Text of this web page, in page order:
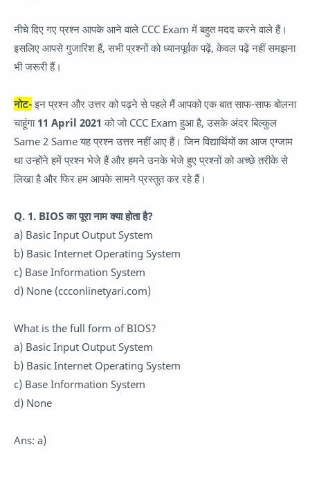
नीचे दिए गए प्रश्न आपके आने वाले CCC Exam में बहुत मदद करने वाले हैं।
इसलिए आपसे गुजारिश हैं, सभी प्रश्नों को ध्यानपूर्वक पढ़ें, केवल पढ़ें नहीं समझना
भी जरूरी हैं।
नोट-इन प्रश्न और उत्तर को पढ़ने से पहले मैं आपको एक बात साफ-साफ बोलना
चाहूंगा 11 April 2021 को जो CCC Exam हुआ है, उसके अंदर बिल्कुल
Same 2 Same यह प्रश्न उत्तर नहीं आए हैं। जिन विद्यार्थियों का आज एग्जाम
था उन्होंने हमें प्रश्न भेजे हैं और हमने उनके भेजे हुए प्रश्नों को अच्छे तरीके से
लिखा है और फिर हम आपके सामने प्रस्तुत कर रहे हैं।
Q. 1. BIOS का पूरा नाम क्या होता है?
a) Basic Input Output System
b) Basic Internet Operating System
c) Base Information System
d) None (ccconlinetyari.com)
What is the full form of BIOS?
a) Basic Input Output System
b) Basic Internet Operating System
c) Base Information System
d) None
Ans: a)